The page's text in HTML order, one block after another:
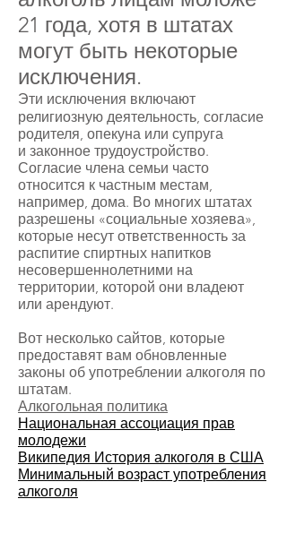
21 года, хотя в штатах
могут быть некоторые
исключения.
Эти исключения включают
религиозную деятельность, согласие
родителя, опекуна или супруга
и законное трудоустройство.
Согласие члена семьи часто
относится к частным местам,
например, дома. Во многих штатах
разрешены «социальные хозяева»,
которые несут ответственность за
распитие спиртных напитков
несовершеннолетними на
территории, которой они владеют
или арендуют.
Вот несколько сайтов, которые
предоставят вам обновленные
законы об употреблении алкоголя по
штатам.
Алкогольная политика
Национальная ассоциация прав
молодежи
Википедия История алкоголя в США
Минимальный возраст употребления
алкоголя